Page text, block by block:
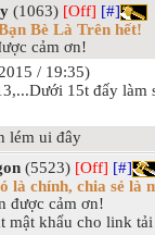
(1063) [Off] [#]
Bè Là Trên hết!
cảm ơn!
/ 19:35)
15t đấy
lém ui đây
(5523) [Off] [#]
là chính, chia sẻ là
được cảm ơn!
mật khẩu cho link